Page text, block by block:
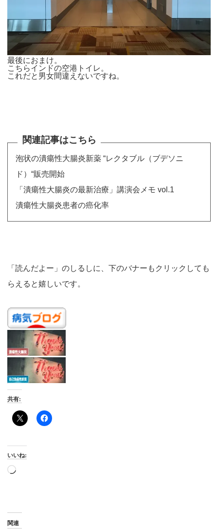
最後におまけ。
こちらインドの空港トイレ。
これだと男女間違えないですね。
関連記事はこちら
泡状の潰瘍性大腸炎新薬 “レクタブル（ブデソニ
ド）“販売開始
「潰瘍性大腸炎の最新治療」講演会メモ vol.1
潰瘍性大腸炎患者の癌化率
「読んだよー」のしるしに、下のバナーもクリックしても
らえると嬉しいです。
共有:
いいね:
読
関連